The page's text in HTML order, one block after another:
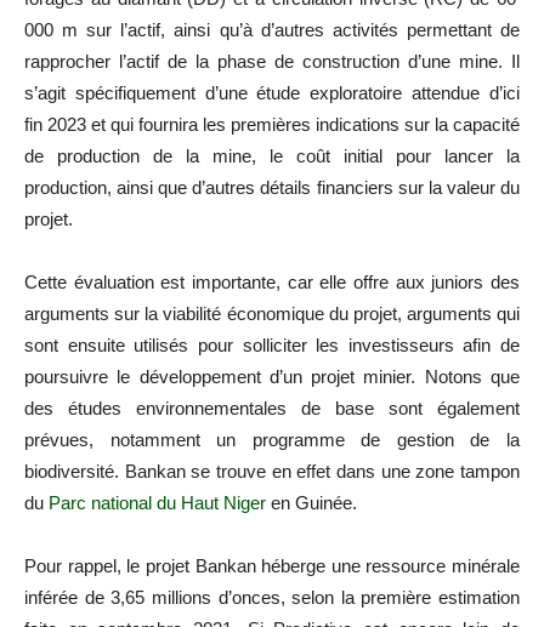
000 m sur l’actif, ainsi qu’à d’autres activités permettant de
rapprocher l’actif de la phase de construction d’une mine. Il
s’agit spécifiquement d’une étude exploratoire attendue d’ici
fin 2023 et qui fournira les premières indications sur la capacité
de production de la mine, le coût initial pour lancer la
production, ainsi que d’autres détails financiers sur la valeur du
projet.
Cette évaluation est importante, car elle offre aux juniors des
arguments sur la viabilité économique du projet, arguments qui
sont ensuite utilisés pour solliciter les investisseurs afin de
poursuivre le développement d’un projet minier. Notons que
des études environnementales de base sont également
prévues, notamment un programme de gestion de la
biodiversité. Bankan se trouve en effet dans une zone tampon
du Parc national du Haut Niger en Guinée.
Pour rappel, le projet Bankan héberge une ressource minérale
inférée de 3,65 millions d’onces, selon la première estimation